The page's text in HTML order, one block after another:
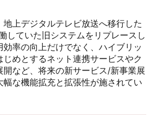
地上デジタルテレビ放送へ移行した
していた旧システムをリプレースし
効率の向上だけでなく、ハイブリッ
じめとするネット連携サービスやク
開など、将来の新サービス /新事業展
幅な機能拡充と拡張性が施されてい